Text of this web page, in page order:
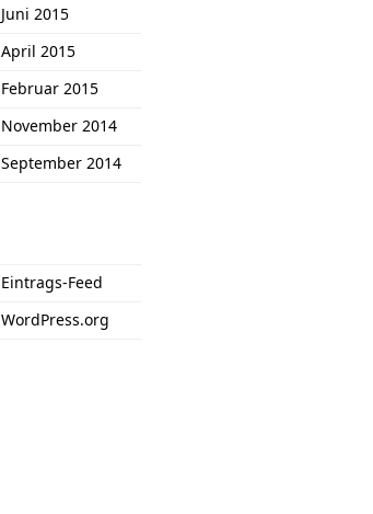
Juni 2015
April 2015
Februar 2015
November 2014
September 2014
Eintrags-Feed
WordPress.org